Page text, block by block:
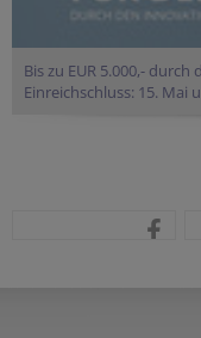
Bis zu EUR 5.000,-
Einreichschluss: 15. Mai